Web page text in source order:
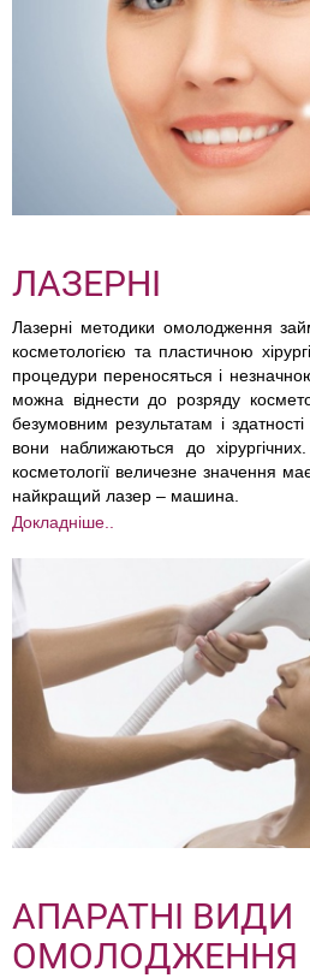
ЛАЗЕРНІ
Лазерні методики омолодження
косметологією та пластичною
процедури переносяться і
можна віднести до розряду
безумовним результатам і здатності
вони наближаються до
косметології величезне значення
найкращий лазер – машина.
Докладніше..
АПАРАТНІ ВИДИ
ОМОЛОДЖЕННЯ